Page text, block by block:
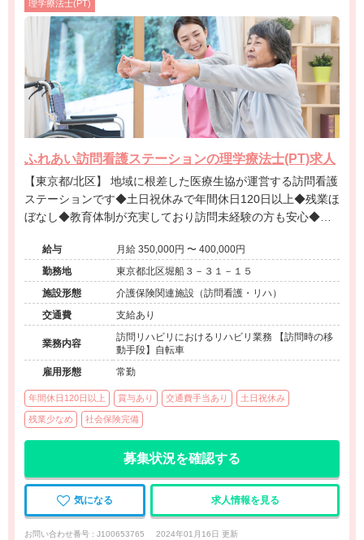
理学療法士(PT)
ふれあい訪問看護ステーションの理学療法士(PT)求人
【東京都/北区】 地域に根差した医療生協が運営する訪問看護
ステーションです◆土日祝休みで年間休日120日以上◆残業ほ
ぼなし◆教育体制が充実しており訪問未経験の方も安心◆利
給与
月給 350,000円 〜 400,000円
勤務地
東京都北区堀船３－３１－１５
施設形態
介護保険関連施設（訪問看護・リハ）
交通費
支給あり
業務内容
訪問リハビリにおけるリハビリ業務 【訪問時の移
動手段】自転車
雇用形態
常勤
年間休日120日以上 賞与あり 交通費手当あり 土日祝休み
残業少なめ 社会保険完備
募集状況を確認する
気になる 求人情報を見る
お問い合わせ番号 : J100653765 2024年01月16日 更新